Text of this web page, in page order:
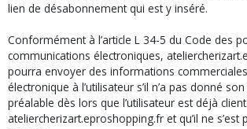
lien de désabonnement qui est y inséré.
Conformément à l’article L 34-5 du Code des
communications électroniques,
pourra envoyer des informations
électronique à l’utilisateur s’il n’a pas donné
préalable dès lors que l’utilisateur est déjà client
ateliercherizart.eproshopping.fr et qu’il ne s’est